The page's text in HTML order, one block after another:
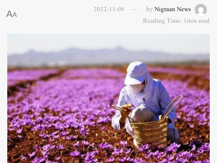
by Nigraan News
2022-11-08
Reading Time: 1min read
A
A